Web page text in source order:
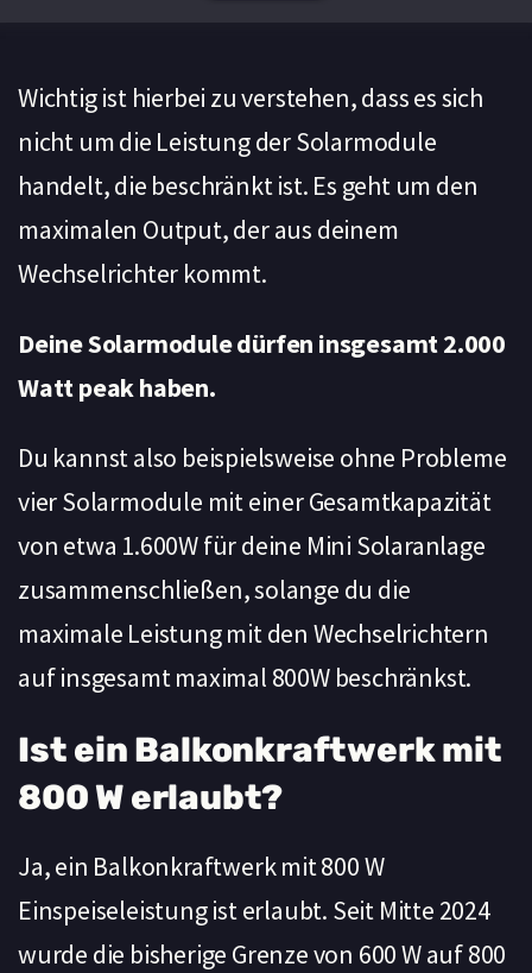
Wichtig ist hierbei zu verstehen, dass es sich
nicht um die Leistung der Solarmodule
handelt, die beschränkt ist. Es geht um den
maximalen Output, der aus deinem
Wechselrichter kommt.
Deine Solarmodule dürfen insgesamt 2.000
Watt peak haben.
Du kannst also beispielsweise ohne Probleme
vier Solarmodule mit einer Gesamtkapazität
von etwa 1.600W für deine Mini Solaranlage
zusammenschließen, solange du die
maximale Leistung mit den Wechselrichtern
auf insgesamt maximal 800W beschränkst.
Ist ein Balkonkraftwerk mit
800 W erlaubt?
Ja, ein Balkonkraftwerk mit 800 W
Einspeiseleistung ist erlaubt. Seit Mitte 2024
wurde die bisherige Grenze von 600 W auf 800